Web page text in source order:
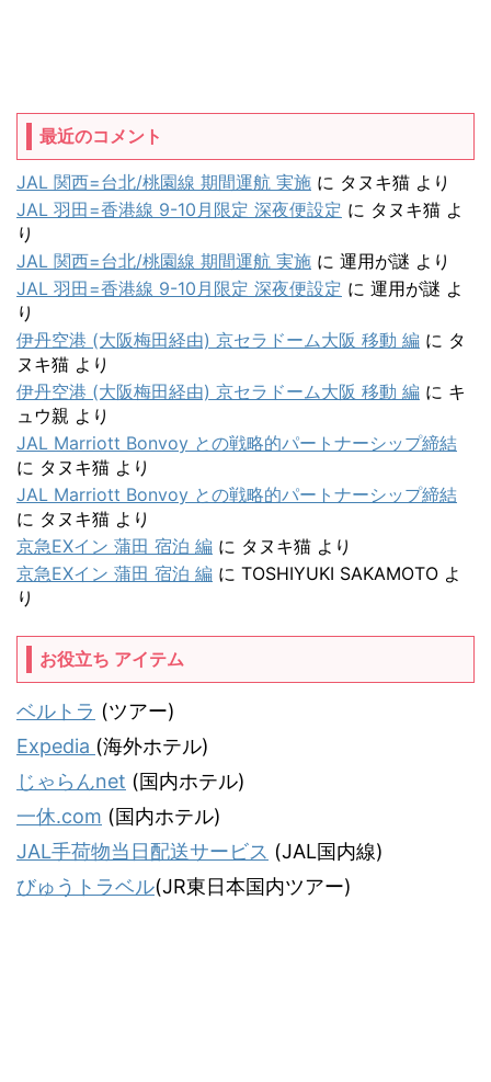
最近のコメント
JAL 関西=台北/桃園線 期間運航 実施 に タヌキ猫 より
JAL 羽田=香港線 9-10月限定 深夜便設定 に タヌキ猫 よ
り
JAL 関西=台北/桃園線 期間運航 実施 に 運用が謎 より
JAL 羽田=香港線 9-10月限定 深夜便設定 に 運用が謎 よ
り
伊丹空港 (大阪梅田経由) 京セラドーム大阪 移動 編 に タ
ヌキ猫 より
伊丹空港 (大阪梅田経由) 京セラドーム大阪 移動 編 に キ
ュウ親 より
JAL Marriott Bonvoy との戦略的パートナーシップ締結
に タヌキ猫 より
JAL Marriott Bonvoy との戦略的パートナーシップ締結
に タヌキ猫 より
京急EXイン 蒲田 宿泊 編 に タヌキ猫 より
京急EXイン 蒲田 宿泊 編 に TOSHIYUKI SAKAMOTO よ
り
お役立ち アイテム
ベルトラ (ツアー)
Expedia (海外ホテル)
じゃらんnet (国内ホテル)
一休.com (国内ホテル)
JAL手荷物当日配送サービス (JAL国内線)
びゅうトラベル(JR東日本国内ツアー)